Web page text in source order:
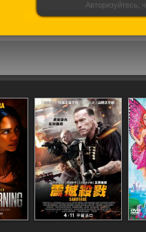
Авторизуйтесь,